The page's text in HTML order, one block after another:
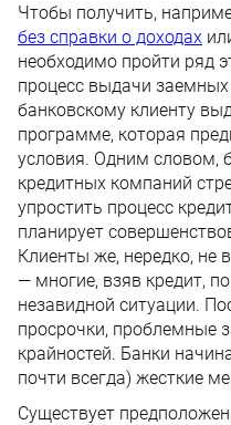
Чтобы получить,
без справки о доходах
необходимо пройти ряд
процесс выдачи
банковскому клиенту
программе, которая
условия. Одним словом,
кредитных компаний
упростить процесс
планирует
Клиенты же, нередко, не
— многие, взяв кредит,
незавидной ситуации.
просрочки, проблемные
крайностей. Банки
почти всегда) жесткие
Существует